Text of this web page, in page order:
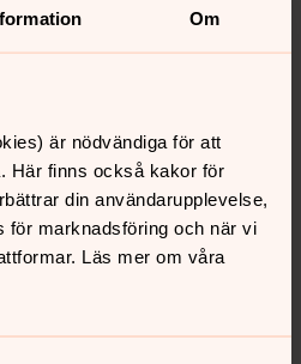
Om
är nödvändiga för att
Här finns också kakor för
din användarupplevelse,
för marknadsföring och när vi
Läs mer om våra
Typ!
2026·17.00–18.30
om Queerteologi. Vi
om frågor som
får vi möjlighet att